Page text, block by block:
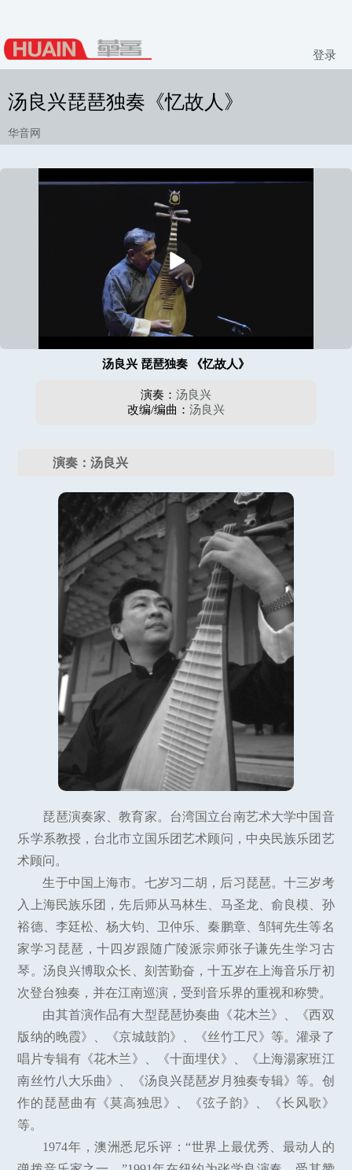
登录
汤良兴琵琶独奏《忆故人》
华音网
播
放
汤良兴 琵琶独奏 《忆故人》
演奏： 汤良兴
改编/编曲： 汤良兴
演奏：汤良兴
琵琶演奏家、教育家。台湾国立台南艺术大学中国音
乐学系教授，台北市立国乐团艺术顾问，中央民族乐团艺
术顾问。
生于中国上海市。七岁习二胡，后习琵琶。十三岁考
入上海民族乐团，先后师从马林生、马圣龙、俞良模、孙
裕德、李廷松、杨大钧、卫仲乐、秦鹏章、邹轲先生等名
家学习琵琶，十四岁跟随广陵派宗师张子谦先生学习古
琴。汤良兴博取众长、刻苦勤奋，十五岁在上海音乐厅初
次登台独奏，并在江南巡演，受到音乐界的重视和称赞。
由其首演作品有大型琵琶协奏曲《花木兰》、《西双
版纳的晚霞》、《京城鼓韵》、《丝竹工尺》等。灌录了
唱片专辑有《花木兰》、《十面埋伏》、《上海湯家班江
南丝竹八大乐曲》、《汤良兴琵琶岁月独奏专辑》等。创
作的琵琶曲有《莫高独思》、《弦子韵》、《长风歌》
等。
1974年，澳洲悉尼乐评：“世界上最优秀、最动人的